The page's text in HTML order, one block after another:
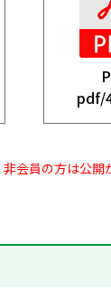
pdf/
非会員の方は公開